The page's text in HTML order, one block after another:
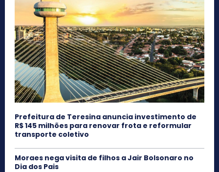
Prefeitura de Teresina anuncia investimento de
R$ 145 milhões para renovar frota e reformular
transporte coletivo
Moraes nega visita de filhos a Jair Bolsonaro no
Dia dos Pais